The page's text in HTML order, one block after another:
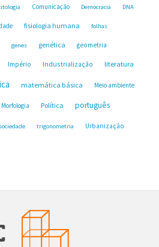
Comunicação Democracia DNA
fisiologia humana folhas
genes genética geometria
Império Industrialização literatura
matemática básica Meio ambiente
Morfologia Política português
sociedade trigonometria Urbanização